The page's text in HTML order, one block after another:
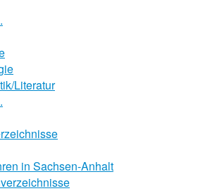
Literatur
in Sachsen-Anhalt